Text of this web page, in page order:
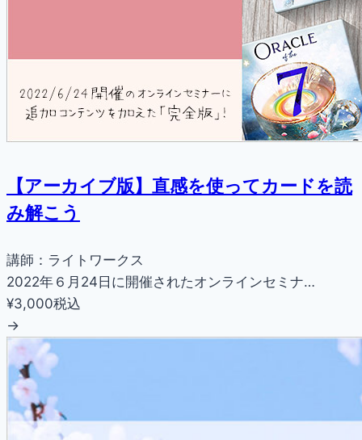
【アーカイブ版】直感を使ってカードを読
み解こう
講師：ライトワークス
2022年６月24日に開催されたオンラインセミナ…
¥3,000税込
→